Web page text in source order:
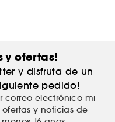
y ofertas!
y disfruta de un
pedido!
correo electrónico mi
y noticias de